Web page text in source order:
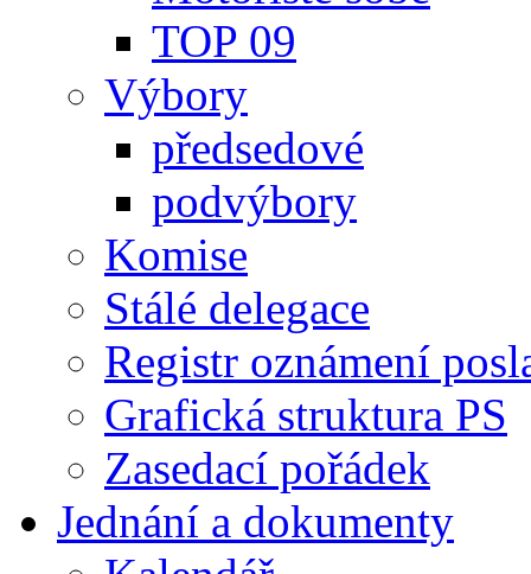
TOP 09
Výbory
předsedové
podvýbory
Komise
Stálé delegace
Registr oznámení
Grafická struktura PS
Zasedací pořádek
Jednání a dokumenty